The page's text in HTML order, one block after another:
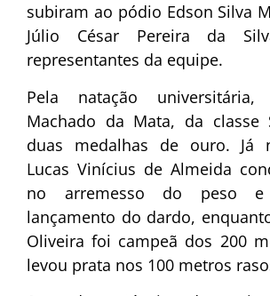
subiram ao pódio Edson Silva
Júlio César Pereira da
representantes da equipe.
Pela natação universitária,
Machado da Mata, da classe
duas medalhas de ouro. Já
Lucas Vinícius de Almeida
no arremesso do peso
lançamento do dardo,
Oliveira foi campeã dos 200
levou prata nos 100 metros